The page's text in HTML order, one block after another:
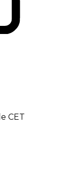
CET